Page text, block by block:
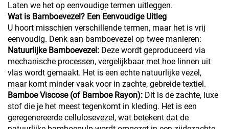
Laten we het op eenvoudige termen uitleggen.
Wat is Bamboevezel? Een Eenvoudige Uitleg
U hoort misschien verschillende termen, maar het is vrij
eenvoudig. Denk aan bamboevezel op twee manieren:
Natuurlijke Bamboevezel: Deze wordt geproduceerd via
mechanische processen, vergelijkbaar met hoe linnen uit
vlas wordt gemaakt. Het is een echte natuurlijke vezel,
maar komt minder vaak voor in zachte, gebreide textiel.
Bamboe Viscose (of Bamboe Rayon): Dit is de zachte, luxe
stof die je het meest tegenkomt in kleding. Het is een
geregenereerde cellulosevezel, wat betekent dat de